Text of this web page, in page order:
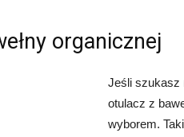
organicznej
Jeśli szukasz
otulacz z
wyborem.